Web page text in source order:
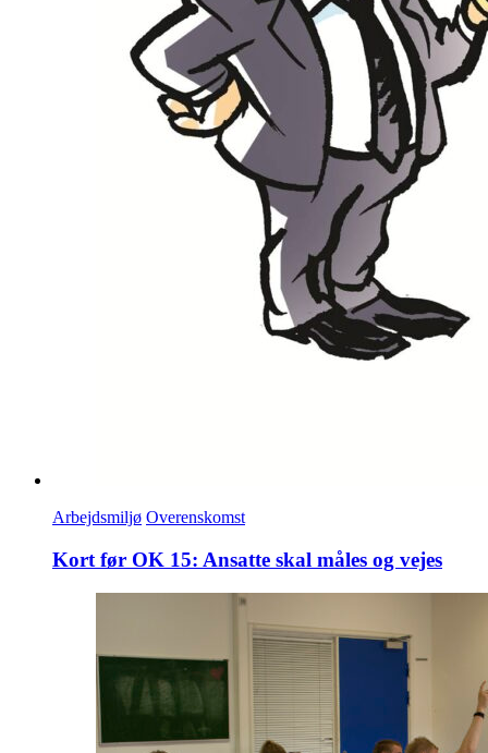
Arbejdsmiljø Overenskomst
Kort før OK 15: Ansatte skal måles og vejes